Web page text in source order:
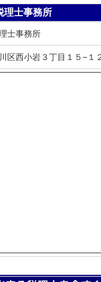
理士事務所
士事務所
区西小岩３丁目１５−１